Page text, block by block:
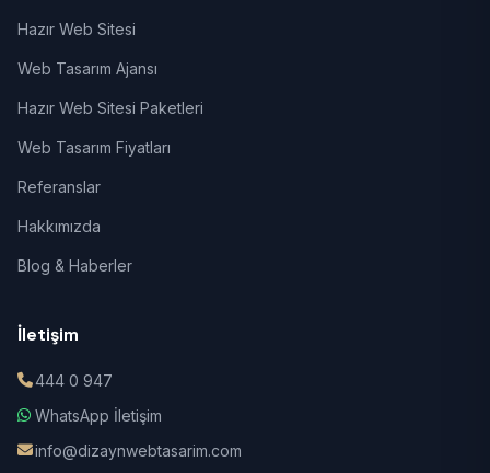
Hazır Web Sitesi
Web Tasarım Ajansı
Hazır Web Sitesi Paketleri
Web Tasarım Fiyatları
Referanslar
Hakkımızda
Blog & Haberler
İletişim
444 0 947
WhatsApp İletişim
info@dizaynwebtasarim.com